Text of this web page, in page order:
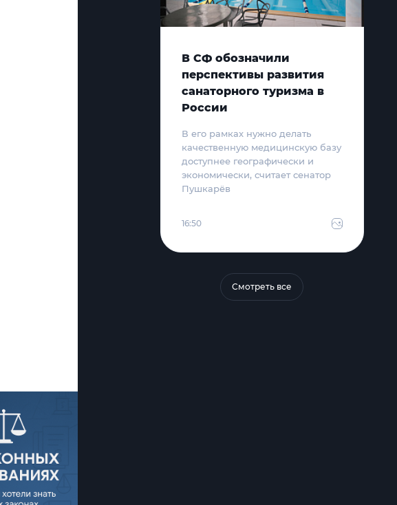
В СФ обозначили
перспективы развития
санаторного туризма в
России
В его рамках нужно делать
качественную медицинскую базу
доступнее географически и
экономически, считает сенатор
Пушкарёв
16:50
Смотреть все